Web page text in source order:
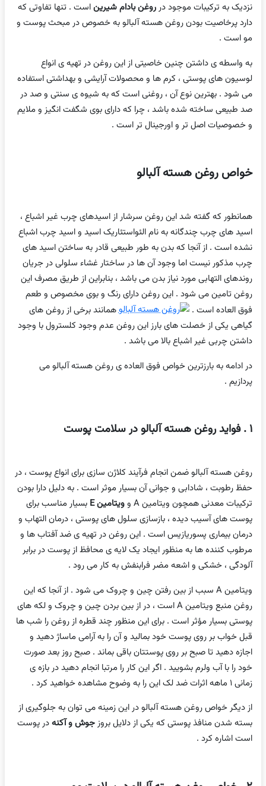
نزدیک به ترکیبات موجود درروغن بادام شیریناست . تنها تفاوتی که
دارد پرخاصیت بودن روغن هسته آلبالو به خصوص در مبحث پوست و
مو است .
به واسطه ی داشتن چنین خاصیتی از این روغن در تهیه ی انواع
لوسیون های پوستی ، کرم ها و محصولات آرایشی و بهداشتی استفاده
می شود . بهترین نوع آن ، روغنی است که به شیوه ی سنتی و صد در
صد طبیعی ساخته شده باشد ، چرا که دارای بوی شگفت انگیز و ملایم
و خصوصیات اصل تر و اورجینال تر است .
خواص روغن هسته آلبالو
همانطور که گفته شد این روغن سرشار از اسیدهای چرب غیر اشباع ،
اسید های چرب چندگانه به نام الئواستئاریک اسید و اسید چرب اشباع
نشده است . از آنجا که بدن به طور طبیعی قادر به ساختن اسید های
چرب مذکور نیست اما وجود آن ها در ساختار غشاء سلولی در جریان
روندهای التهابی مورد نیاز بدن می باشد ، بنابراین از طریق مصرف این
روغن تامین می شود . این روغن دارای رنگ و بوی مخصوص و طعم
فوق العاده است .
همانند برخی از روغن های
گیاهی یکی از خصلت های بارز این روغن عدم وجود کلسترول با وجود
داشتن چربی غیر اشباع بالا می باشد .
در ادامه به بارزترین خواص فوق العاده ی روغن هسته آلبالو می
پردازیم .
۱ . فواید روغن هسته آلبالو در سلامت پوست
روغن هسته آلبالو ضمن انجام فرآیند کلاژن سازی برای انواع پوست ، در
حفظ رطوبت ، شادابی و جوانی آن بسیار موثر است . به دلیل دارا بودن
ترکیبات معدنی همچون ویتامین A و
ویتامین E بسیار مناسب برای
پوست های آسیب دیده ، بازسازی سلول های پوستی ، درمان التهاب و
درمان بیماری پسوریازیس است . این روغن در تهیه ی ضد آفتاب ها و
مرطوب کننده ها به منظور ایجاد یک لایه ی محافظ از پوست در برابر
آلودگی ، خشکی و اشعه مضر فرابنفش به کار می رود .
ویتامین A سبب از بین رفتن چین و چروک می شود . از آنجا که این
روغن منبع ویتامین A است ، در از بین بردن چین و چروک و لکه های
پوستی بسیار مؤثر است . برای این منظور چند قطره از روغن را شب ها
قبل خواب بر روی پوست خود بمالید و آن را به آرامی ماساژ دهید و
اجازه دهید تا صبح بر روی پوستتان باقی بماند . صبح روز بعد صورت
خود را با آب ولرم بشویید . اگر این کار را مرتبا انجام دهید در بازه ی
زمانی ۱ ماهه اثرات ضد لک این را به وضوح مشاهده خواهید کرد .
از دیگر خواص روغن هسته آلبالو در این زمینه می توان به جلوگیری از
بسته شدن منافذ پوستی که یکی از دلایل بروزجوش و آکنهدر پوست
است اشاره کرد .